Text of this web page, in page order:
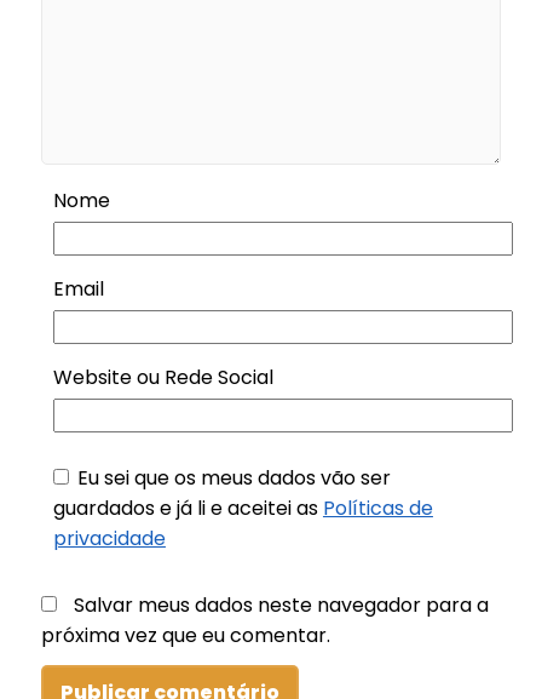
Nome
Email
Website ou Rede Social
Eu sei que os meus dados vão ser
guardados e já li e aceitei as Políticas de
privacidade
Salvar meus dados neste navegador para a
próxima vez que eu comentar.